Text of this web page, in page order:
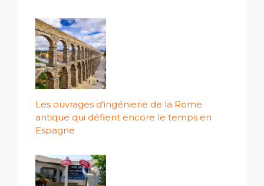
Les ouvrages d'ingénierie de la Rome
antique qui défient encore le temps en
Espagne